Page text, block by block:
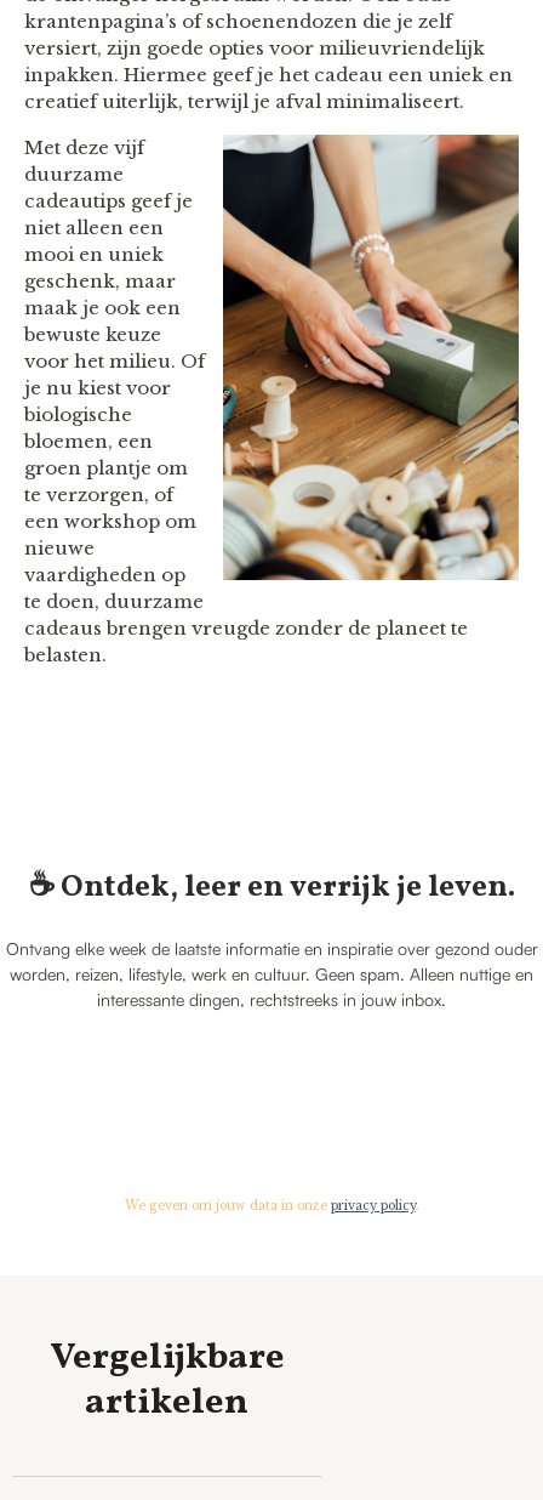
krantenpagina’s of schoenendozen die je zelf
versiert, zijn goede opties voor milieuvriendelijk
inpakken. Hiermee geef je het cadeau een uniek en
creatief uiterlijk, terwijl je afval minimaliseert.
Met deze vijf
duurzame
cadeautips geef je
niet alleen een
mooi en uniek
geschenk, maar
maak je ook een
bewuste keuze
voor het milieu. Of
je nu kiest voor
biologische
bloemen, een
groen plantje om
te verzorgen, of
een workshop om
nieuwe
vaardigheden op
te doen, duurzame
cadeaus brengen vreugde zonder de planeet te
belasten.
☕️ Ontdek, leer en verrijk je leven.
Ontvang elke week de laatste informatie en inspiratie over gezond ouder
worden, reizen, lifestyle, werk en cultuur. Geen spam. Alleen nuttige en
interessante dingen, rechtstreeks in jouw inbox.
We geven om jouw data in onze privacy policy.
Vergelijkbare
artikelen